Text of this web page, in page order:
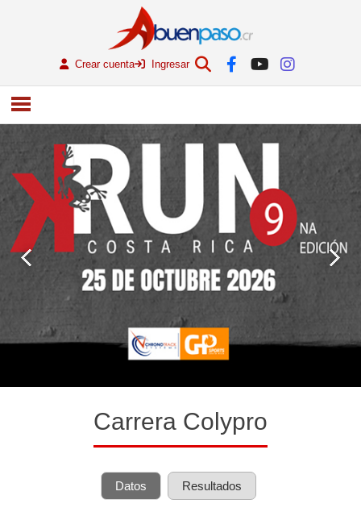
Crear cuenta Ingresar
Carrera Colypro
Datos Resultados